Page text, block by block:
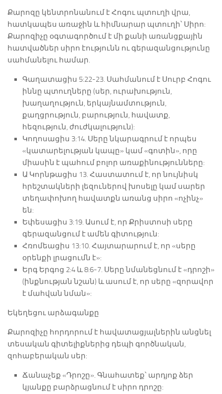
Քարոզը կենտրոնանում է Հոգու պտուղի վրա,
հատկապես առաջին և հիմնարար պտուղի՝ Սիրո:
Քարոզիչը օգտագործում է մի քանի առանցքային
հատվածներ սիրո էությունն ու գերազանցությունը
սահմանելու համար.
Գաղատացիս 5:22-23. Սահմանում է Սուրբ Հոգու
իննը պտուղները (սեր, ուրախություն,
խաղաղություն, երկայնամտություն,
քաղցրություն, բարություն, հավատք,
հեզություն, ժուժկալություն):
Կողոսացիս 3:14. Սերը նկարագրում է որպես
«կատարելության կապը» կամ «գոտին», որը
միասին է պահում բոլոր առաքինությունները:
Ա Կորնթացիս 13. Հաստատում է, որ նույնիսկ
հրեշտակների լեզուներով խոսելը կամ սարեր
տեղափոխող հավատքն առանց սիրո «ոչինչ»
են:
Եփեսացիս 3:19. Ասում է, որ Քրիստոսի սերը
գերազանցում է ամեն գիտություն:
Հռոմեացիս 13:10. Հայտարարում է, որ «սերը
օրենքի լրացումն է»:
Երգ Երգոց 2:4 և 8:6-7. Սերը նմանեցնում է «դրոշի»
(ինքնության նշան) և ասում է, որ սերը «զորավոր
է մահվան նման»:
Եկեղեցու արձագանքը
Քարոզիչը հորդորում է հավատացյալներին անցնել
տեսական գիտելիքներից դեպի գործնական,
զոհաբերական սեր:
Ճանաչեք «Դրոշը». Գնահատեք՝ արդյոք ձեր
կյանքը բարձրացնում է սիրո դրոշը: